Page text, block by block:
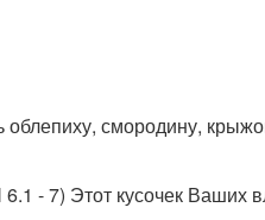
смородину,
- 7) Этот кусочек Ваших